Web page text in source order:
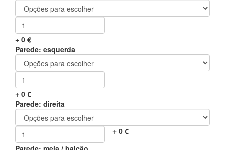
+ 0 €
Parede: esquerda
+ 0 €
Parede: direita
+ 0 €